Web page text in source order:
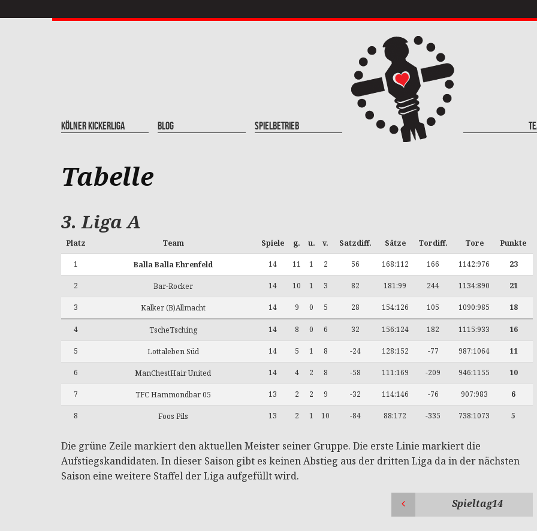
Kölner Kickerliga Blog Spielbetrieb
Tabelle
3. Liga A
Platz Team Spiele g. u. v. Satzdiff. Sätze Tordiff. Tore Punkte
1 Balla Balla Ehrenfeld 14 11 1 2 56 168:112 166 1142:976 23
2 Bar-Rocker 14 10 1 3 82 181:99 244 1134:890 21
3 Kalker (B)Allmacht 14 9 0 5 28 154:126 105 1090:985 18
4 TscheTsching 14 8 0 6 32 156:124 182 1115:933 16
5 Lottaleben Süd 14 5 1 8 -24 128:152 -77 987:1064 11
6 ManChestHair United 14 4 2 8 -58 111:169 -209 946:1155 10
7 TFC Hammondbar 05 13 2 2 9 -32 114:146 -76 907:983 6
8 Foos Pils 13 2 1 10 -84 88:172 -335 738:1073 5
Die grüne Zeile markiert den aktuellen Meister seiner Gruppe. Die erste Linie markiert die
Aufstiegskandidaten. In dieser Saison gibt es keinen Abstieg aus der dritten Liga da in der nächsten
Saison eine weitere Staffel der Liga aufgefüllt wird.
Spieltag14